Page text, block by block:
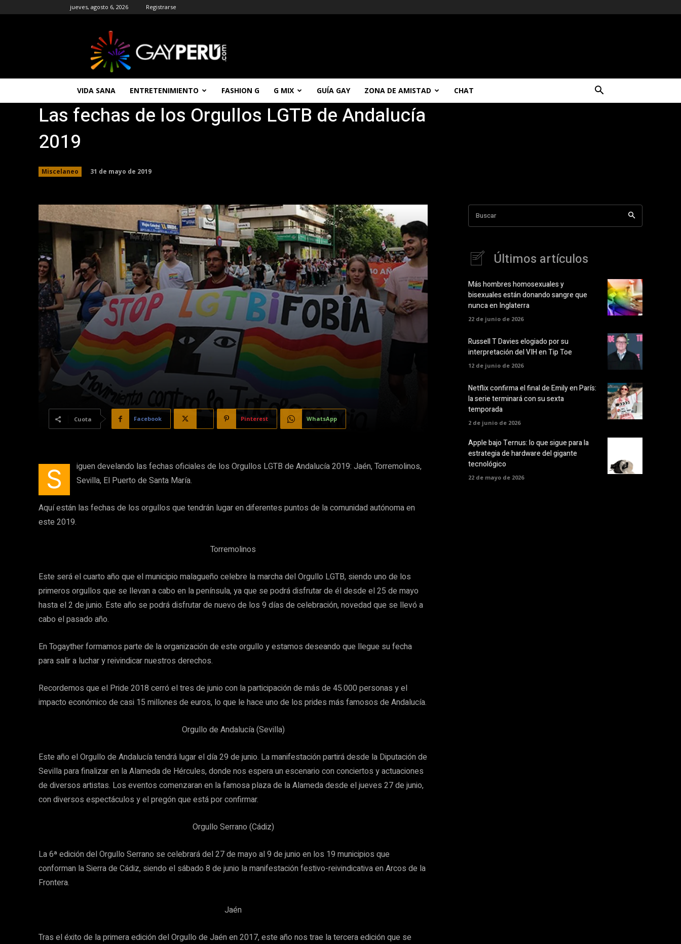
jueves, agosto 6, 2026 Registrarse
|
Entretenimiento
Noticias
Chat
VIDA SANA ENTRETENIMIENTO FASHION G G MIX GUÍA GAY ZONA DE AMISTAD CHAT
Las fechas de los Orgullos LGTB de Andalucía
2019
Miscelaneo 31 de mayo de 2019
Cuota Facebook Pinterest WhatsApp
S
iguen develando las fechas oficiales de los Orgullos LGTB de Andalucía 2019: Jaén, Torremolinos,
Sevilla, El Puerto de Santa María.
Aquí están las fechas de los orgullos que tendrán lugar en diferentes puntos de la comunidad autónoma en
este 2019.
Torremolinos
Este será el cuarto año que el municipio malagueño celebre la marcha del Orgullo LGTB, siendo uno de los
primeros orgullos que se llevan a cabo en la península, ya que se podrá disfrutar de él desde el 25 de mayo
hasta el 2 de junio. Este año se podrá disfrutar de nuevo de los 9 días de celebración, novedad que se llevó a
cabo el pasado año.
En Togayther formamos parte de la organización de este orgullo y estamos deseando que llegue su fecha
para salir a luchar y reivindicar nuestros derechos.
Recordemos que el Pride 2018 cerró el tres de junio con la participación de más de 45.000 personas y el
impacto económico de casi 15 millones de euros, lo que le hace uno de los prides más famosos de Andalucía.
Orgullo de Andalucía (Sevilla)
Este año el Orgullo de Andalucía tendrá lugar el día 29 de junio. La manifestación partirá desde la Diputación de
Sevilla para finalizar en la Alameda de Hércules, donde nos espera un escenario con conciertos y actuaciones
de diversos artistas. Los eventos comenzaran en la famosa plaza de la Alameda desde el jueves 27 de junio,
con diversos espectáculos y el pregón que está por confirmar.
Orgullo Serrano (Cádiz)
La 6ª edición del Orgullo Serrano se celebrará del 27 de mayo al 9 de junio en los 19 municipios que
conforman la Sierra de Cádiz, siendo el sábado 8 de junio la manifestación festivo-reivindicativa en Arcos de la
Frontera.
Jaén
Tras el éxito de la primera edición del Orgullo de Jaén en 2017, este año nos trae la tercera edición que se
Buscar
Últimos artículos
Más hombres homosexuales y
bisexuales están donando sangre que
nunca en Inglaterra
22 de junio de 2026
Russell T Davies elogiado por su
interpretación del VIH en Tip Toe
12 de junio de 2026
Netflix confirma el final de Emily en París:
la serie terminará con su sexta
temporada
2 de junio de 2026
Apple bajo Ternus: lo que sigue para la
estrategia de hardware del gigante
tecnológico
22 de mayo de 2026